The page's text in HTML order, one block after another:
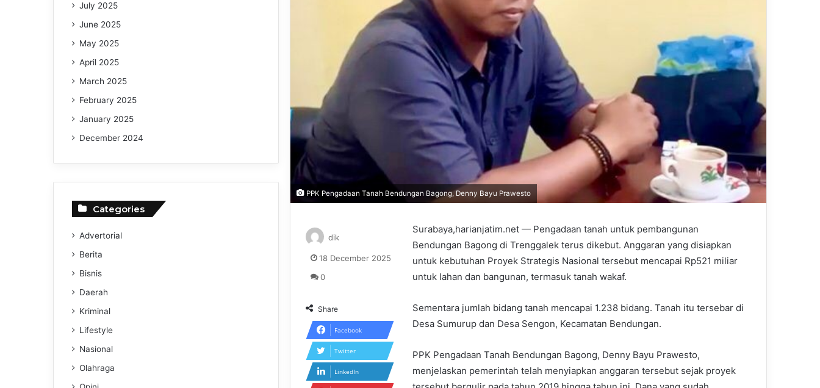
PPK Pengadaan Tanah Bendungan Bagong, Denny Bayu Prawesto
Surabaya,harianjatim.net — Pengadaan tanah untuk pembangunan
Bendungan Bagong di Trenggalek terus dikebut. Anggaran yang disiapkan
untuk kebutuhan Proyek Strategis Nasional tersebut mencapai Rp521 miliar
untuk lahan dan bangunan, termasuk tanah wakaf.
Sementara jumlah bidang tanah mencapai 1.238 bidang. Tanah itu tersebar di
Desa Sumurup dan Desa Sengon, Kecamatan Bendungan.
PPK Pengadaan Tanah Bendungan Bagong, Denny Bayu Prawesto,
menjelaskan pemerintah telah menyiapkan anggaran tersebut sejak proyek
dik
18 December 2025
0
Share
Facebook
Twitter
LinkedIn
July 2025
June 2025
May 2025
April 2025
March 2025
February 2025
January 2025
December 2024
Categories
Advertorial
Berita
Bisnis
Daerah
Kriminal
Lifestyle
Nasional
Olahraga